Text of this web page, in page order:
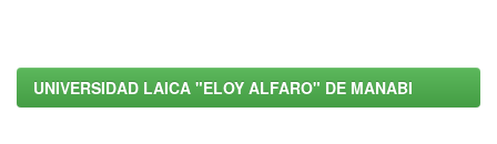
UNIVERSIDAD LAICA "ELOY ALFARO" DE MANABI